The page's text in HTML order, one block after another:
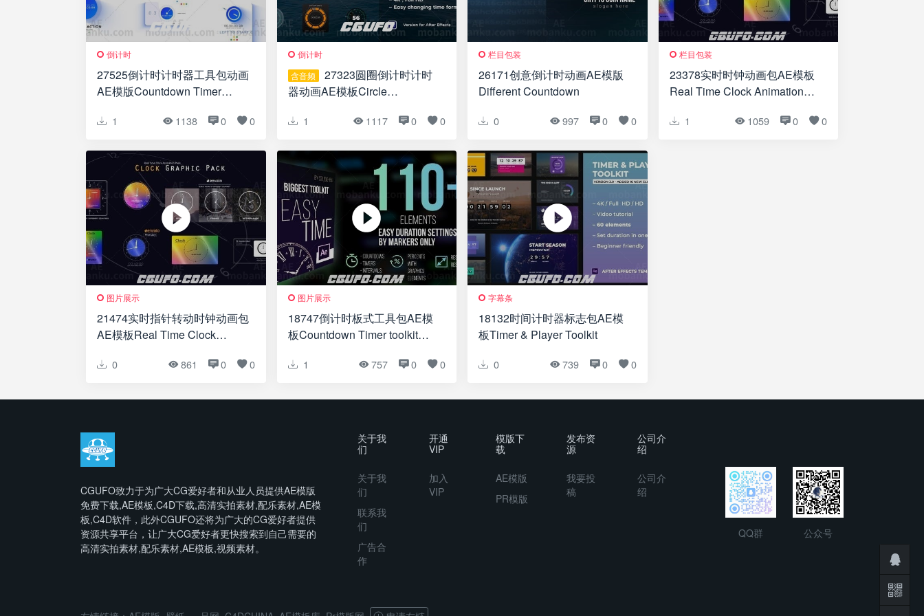
倒计时
27525倒计时计时器工具包动画
AE模版Countdown Timer
1 1138 0 0
倒计时
含音频
27323圆圈倒计时计时
器动画AE模板Circle
1 1117 0 0
栏目包装
26171创意倒计时动画AE模版
Different Countdown
0 997 0 0
栏目包装
23378实时时钟动画包AE模板
Real Time Clock Animation
1 1059 0 0
图片展示
21474实时指针转动时钟动画包
AE模板Real Time Clock
0 861 0 0
图片展示
18747倒计时板式工具包AE模
板Countdown Timer toolkit
1 757 0 0
字幕条
18132时间计时器标志包AE模
板Timer & Player Toolkit
0 739 0 0
CGUFO致力于为广大CG爱好者和从业人员提供AE模版
免费下载,AE模板,C4D下载,高清实拍素材,配乐素材,AE模
板,C4D软件，此外CGUFO还将为广大的CG爱好者提供
资源共享平台，让广大CG爱好者更快搜索到自己需要的
高清实拍素材,配乐素材,AE模板,视频素材。
关于我
们
关于我
们
联系我
们
广告合
作
开通
VIP
加入
VIP
模版下
载
AE模版
PR模版
发布资
源
我要投
稿
公司介
绍
公司介
绍
QQ群 公众号